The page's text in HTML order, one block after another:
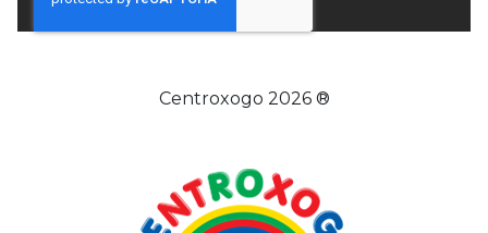
Centroxogo 2026 ®